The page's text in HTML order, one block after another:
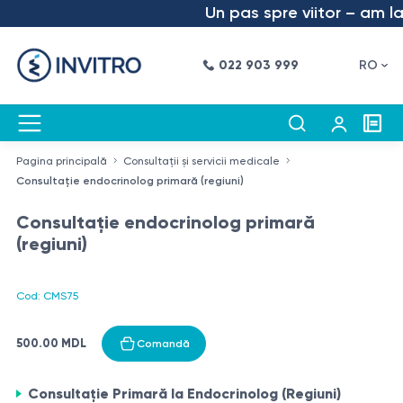
Un pas spre viitor – am
022 903 999 RO
Pagina principală
Consultații și servicii medicale
Consultație endocrinolog primară (regiuni)
Consultație endocrinolog primară
(regiuni)
Cod: CMS75
500.00 MDL Comandă
Consultație Primară la Endocrinolog (Regiuni)